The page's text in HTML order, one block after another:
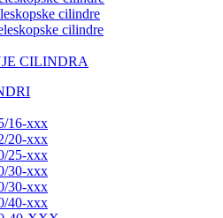
cilindre
cilindre
CILINDRA
16-xxx
20-xxx
25-xxx
30-xxx
30-xxx
40-xxx